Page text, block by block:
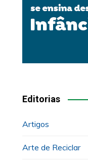
Editorias
Artigos
Arte de Reciclar